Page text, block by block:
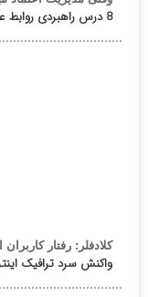
8 درس راهبردی روابط عمومی از بحران‌های ۲۰۲۵
کلادفلر: رفتار
واکنش سرد ترافیک